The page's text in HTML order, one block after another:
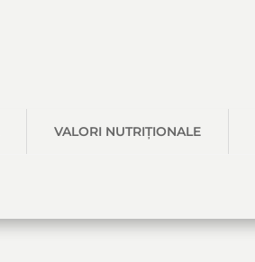
VALORI NUTRIȚIONALE